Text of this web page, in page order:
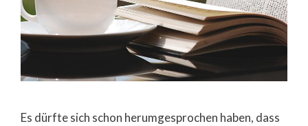
Es dürfte sich schon herumgesprochen haben, dass